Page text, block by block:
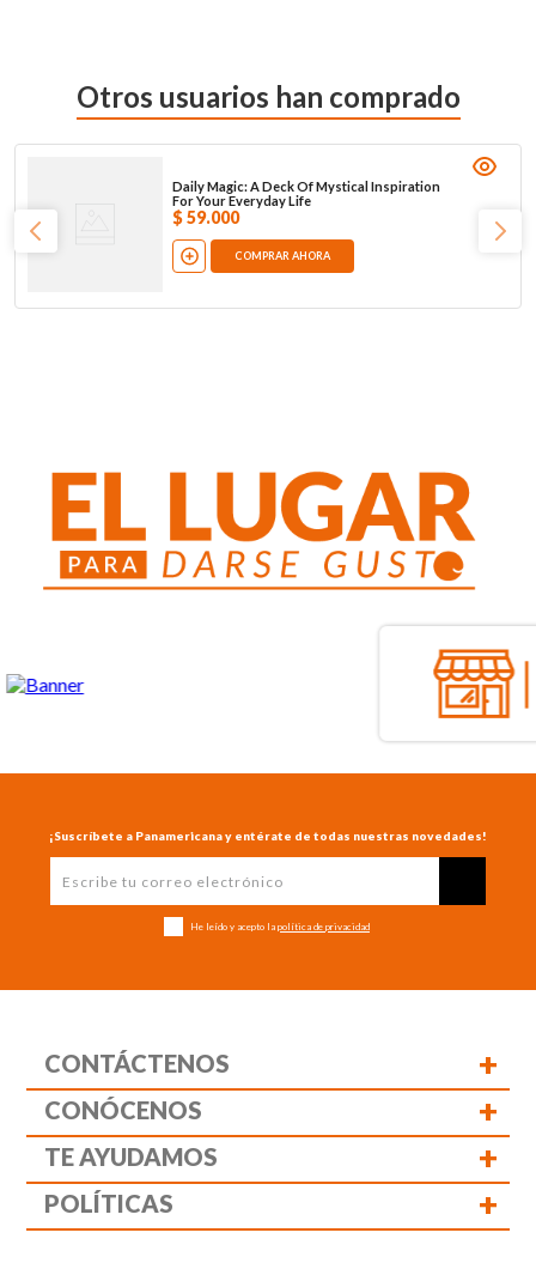
Otros usuarios han comprado
Daily Magic: A Deck Of Mystical Inspiration
For Your Everyday Life
$ 59.000
COMPRAR AHORA
¡Suscríbete a Panamericana y entérate de todas nuestras novedades!
He leído y acepto la política de privacidad
CONTÁCTENOS +
CONÓCENOS +
TE AYUDAMOS +
POLÍTICAS +